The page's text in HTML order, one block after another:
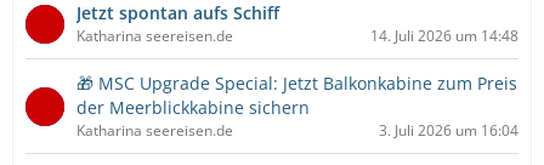
Jetzt spontan aufs Schiff
Katharina seereisen.de 14. Juli 2026 um 14:48
🎁 MSC Upgrade Special: Jetzt Balkonkabine zum Preis
der Meerblickkabine sichern
Katharina seereisen.de 3. Juli 2026 um 16:04